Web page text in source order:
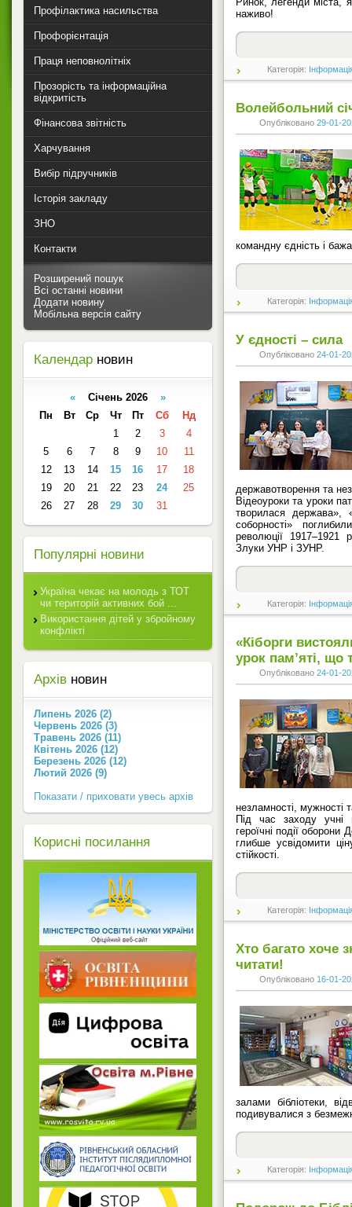
наживо!
Категорія:
Волейбольний
Опубліковано 29-01-
командну єдність і
Категорія:
У єдності – сила
Опубліковано 24-01-
державотворення та
Відеоуроки та уроки
творилася держава»,
соборності»
революції 1917–1921
Злуки УНР і ЗУНР.
Категорія:
«Кіборги
урок пам’яті, що
Опубліковано 24-01-
незламності, мужності
Під час заходу учні
героїчні події
глибше усвідомити
стійкості.
Категорія:
Хто багато хоче
читати!
Опубліковано 16-01-
залами бібліотеки,
подивувалися з
Категорія:
Профілактика насильства
Профорієнтація
Праця неповнолітніх
Прозорість та інформаційна
відкритість
Фінансова звітність
Харчування
Вибір підручників
Історія закладу
ЗНО
Контакти
Розширений пошук
Всі останні новини
Додати новину
Мобільна версія сайту
Календар новин
« Січень 2026 »
Пн
Вт Ср Чт Пт Сб
Нд
1
2 3
4
5
6 7 8 9 10
11
12
13 14 15 16 17
18
19
20 21 22 23 24
25
26
27 28 29 30 31
Популярні новини
Україна чекає на молодь з ТОТ
чи територій активних бой ...
Використання дітей у збройному
конфлікті
Архів новин
Липень 2026 (2)
Червень 2026 (3)
Травень 2026 (11)
Квітень 2026 (12)
Березень 2026 (12)
Лютий 2026 (9)
Показати / приховати увесь архів
Корисні посилання